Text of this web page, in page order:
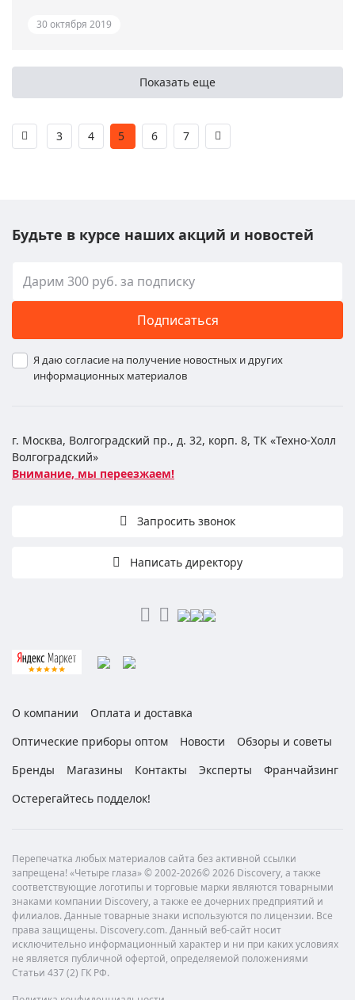
30 октября 2019
Показать еще
3 4 5 6 7
Будьте в курсе наших акций и новостей
Подписаться
Я даю согласие на получение новостных и других
информационных материалов
г. Москва, Волгоградский пр., д. 32, корп. 8, ТК «Техно-Холл
Волгоградский»
Внимание, мы переезжаем!
Запросить звонок
Написать директору
О компании
Оплата и доставка
Оптические приборы оптом
Новости
Обзоры и советы
Бренды
Магазины Контакты Эксперты
Франчайзинг
Остерегайтесь подделок!
Перепечатка любых материалов сайта без активной ссылки
запрещена! «Четыре глаза» © 2002-2026© 2026 Discovery, а также
соответствующие логотипы и торговые марки являются товарными
знаками компании Discovery, а также ее дочерних предприятий и
филиалов. Данные товарные знаки используются по лицензии. Все
права защищены. Discovery.com. Данный веб-сайт носит
исключительно информационный характер и ни при каких условиях
не является публичной офертой, определяемой положениями
Статьи 437 (2) ГК РФ.